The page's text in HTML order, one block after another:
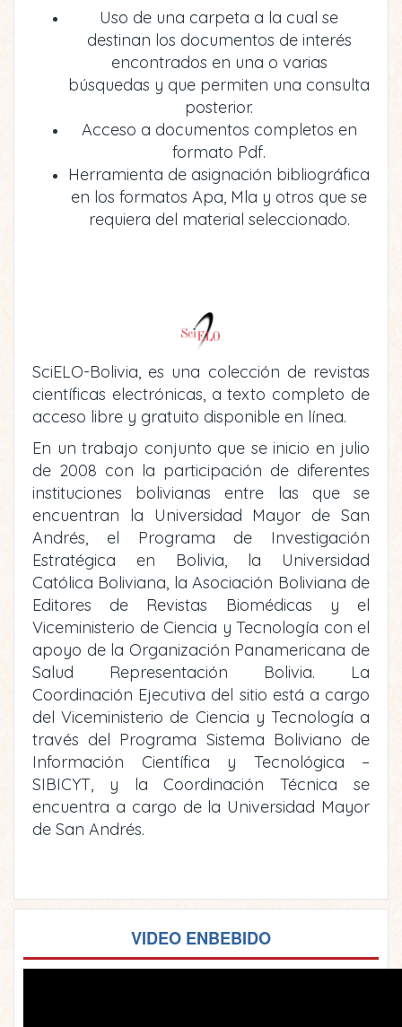
Uso de una carpeta a la cual se
destinan los documentos de interés
encontrados en una o varias
búsquedas y que permiten una consulta
posterior.
Acceso a documentos completos en
formato Pdf.
Herramienta de asignación bibliográfica
en los formatos Apa, Mla y otros que se
requiera del material seleccionado.
SciELO-Bolivia, es una colección de revistas
científicas electrónicas, a texto completo de
acceso libre y gratuito disponible en línea.
En un trabajo conjunto que se inicio en julio
de 2008 con la participación de diferentes
instituciones bolivianas entre las que se
encuentran la Universidad Mayor de San
Andrés, el Programa de Investigación
Estratégica en Bolivia, la Universidad
Católica Boliviana, la Asociación Boliviana de
Editores de Revistas Biomédicas y el
Viceministerio de Ciencia y Tecnología con el
apoyo de la Organización Panamericana de
Salud Representación Bolivia. La
Coordinación Ejecutiva del sitio está a cargo
del Viceministerio de Ciencia y Tecnología a
través del Programa Sistema Boliviano de
Información Científica y Tecnológica –
SIBICYT, y la Coordinación Técnica se
encuentra a cargo de la Universidad Mayor
de San Andrés.
VIDEO ENBEBIDO